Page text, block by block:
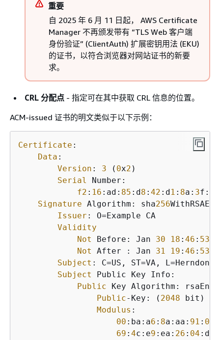
重要
自 2025 年 6 月 11 日起， AWS Certificate
Manager 不再颁发带有 “TLS Web 客户端
身份验证” (ClientAuth) 扩展密钥用法 (EKU)
的证书，以符合浏览器对网站证书的新要
求。
CRL 分配点 - 指定可在其中获取 CRL 信息的位置。
ACM-issued 证书的明文类似于以下示例：
Certificate :
Data :
Version : 3 ( 0x2 )
Serial
Number:
f2 : 16 :ad: 85 :d8 : 42 :d1 : 8a: 3f:
Signature Algorithm: sha256
Issuer : O=Example CA
Validity
Not
Before: Jan 30 18 : 46 : 53
Not
After : Jan 31 19 : 46 : 53
Subject : C=US, ST=VA, L=Herndon,
Subject
Public Key Info:
Public Key Algorithm:
Public-Key: ( 2048 bit)
Modulus :
00 :ba:a6 : 8a:aa: 91 : 0
69 : 4c:e9 :ea: 26 : 04 :d